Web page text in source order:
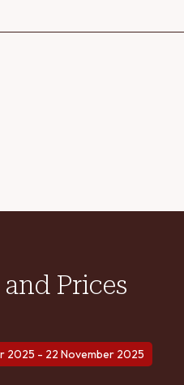
Prices
2025 - 22 November 2025